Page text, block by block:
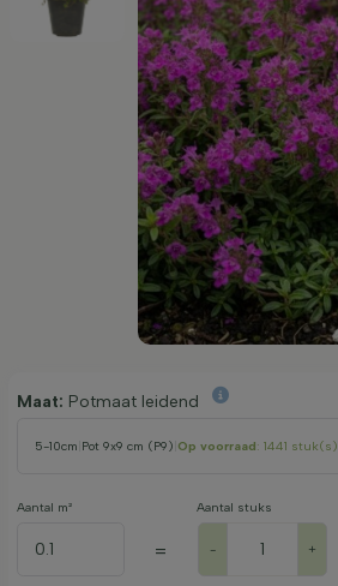
Maat: Potmaat leidend
5-10cm Pot 9x9 cm (P9) Op voorraad: 1441 stuk(s)
Aantal m²
=
Aantal stuks
- +